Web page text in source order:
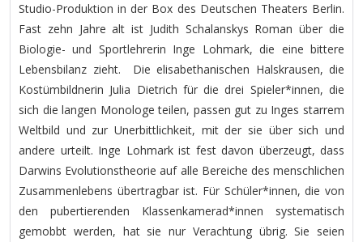
Studio-Produktion in der Box des Deutschen Theaters Berlin.
Fast zehn Jahre alt ist Judith Schalanskys Roman über die
Biologie- und Sportlehrerin Inge Lohmark, die eine bittere
Lebensbilanz zieht. Die elisabethanischen Halskrausen, die
Kostümbildnerin Julia Dietrich für die drei Spieler*innen, die
sich die langen Monologe teilen, passen gut zu Inges starrem
Weltbild und zur Unerbittlichkeit, mit der sie über sich und
andere urteilt. Inge Lohmark ist fest davon überzeugt, dass
Darwins Evolutionstheorie auf alle Bereiche des menschlichen
Zusammenlebens übertragbar ist. Für Schüler*innen, die von
den pubertierenden Klassenkamerad*innen systematisch
gemobbt werden, hat sie nur Verachtung übrig. Sie seien